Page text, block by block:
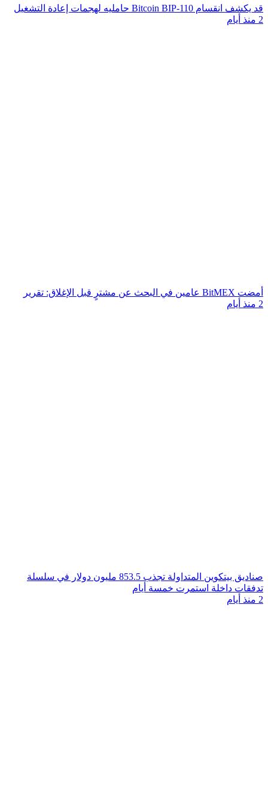
قد يكشف انقسام Bitcoin BIP-110 حامليه لهجمات إعادة التشغيل
2 منذ أيام
أمضت BitMEX عامين في البحث عن مشترٍ قبل الإغلاق: تقرير
2 منذ أيام
صناديق بيتكوين المتداولة تجذب 853.5 مليون دولار في سلسلة
تدفقات داخلة استمرت خمسة أيام
2 منذ أيام